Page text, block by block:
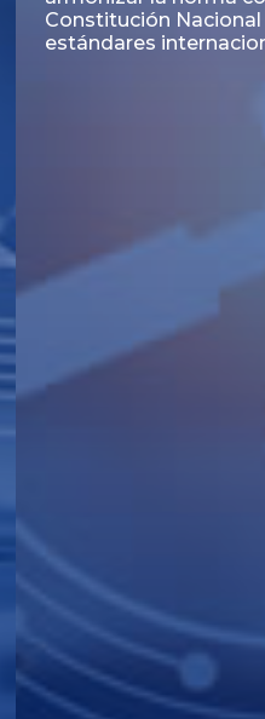
Negociables Clase E
Puerto S.A. por un
de U$S 98.897.303